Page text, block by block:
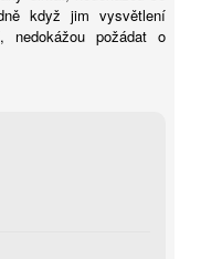
když jim vysvětlení
nedokážou požádat o
musí mít rád.“ Jak
hudby s třiceti tisíci